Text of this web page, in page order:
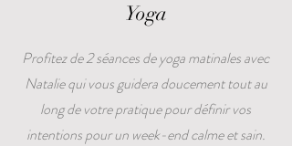
Yoga
Profitez de 2 séances de yoga matinales avec
Natalie qui vous guidera doucement tout au
long de votre pratique pour définir vos
intentions pour un week-end calme et sain.